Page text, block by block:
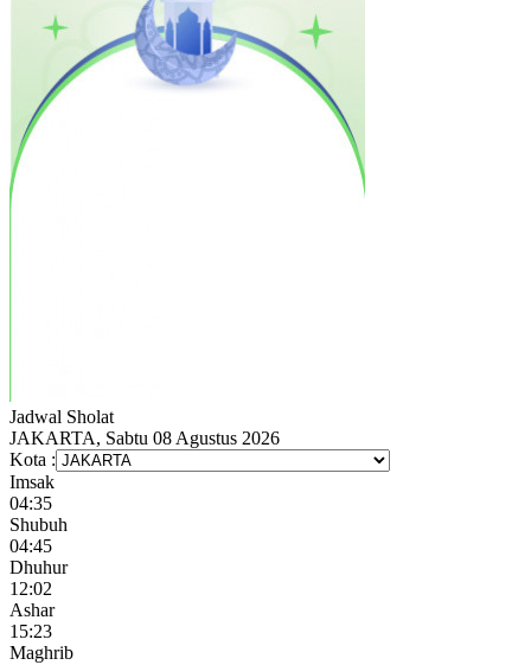
Jadwal Sholat
JAKARTA, Sabtu 08 Agustus 2026
Kota :
Imsak
04:35
Shubuh
04:45
Dhuhur
12:02
Ashar
15:23
Maghrib